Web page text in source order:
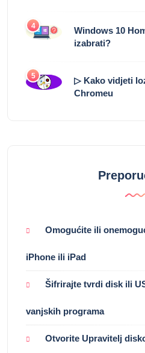
4
Windows 10
izabrati?
5
▷ Kako vidjeti
Chromeu
Omogućite ili
iPhone ili iPad
Šifrirajte tvrdi disk ili
vanjskih programa
Otvorite Upravitelj